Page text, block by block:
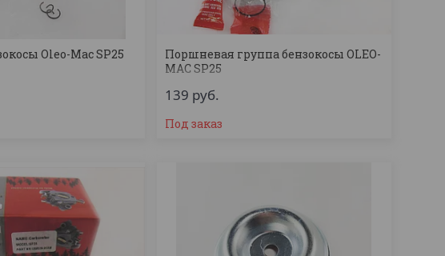
Oleo-Mac SP25
Поршневая группа бензокосы OLEO-
MAC SP25
139 руб.
Под заказ